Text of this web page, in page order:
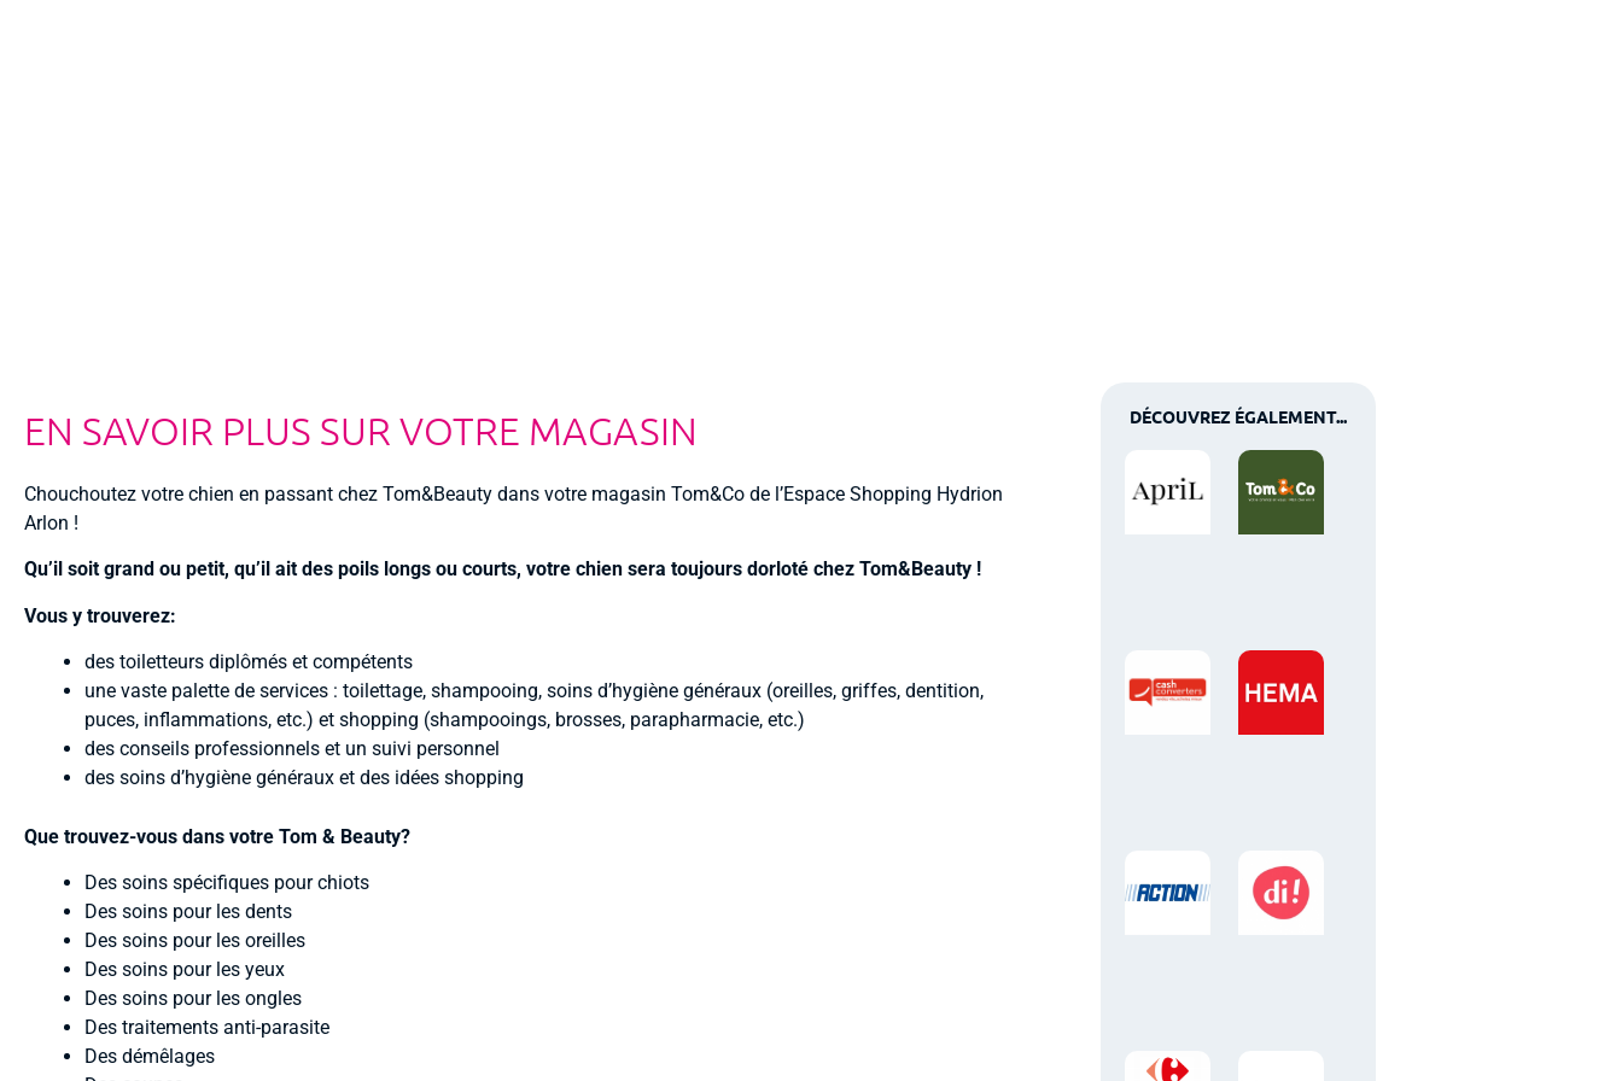
EN SAVOIR PLUS SUR VOTRE MAGASIN
Chouchoutez votre chien en passant chez Tom&Beauty dans votre magasin Tom&Co de l’Espace Shopping Hydrion
Arlon !
Qu’il soit grand ou petit, qu’il ait des poils longs ou courts, votre chien sera toujours dorloté chez Tom&Beauty !
Vous y trouverez:
des toiletteurs diplômés et compétents
une vaste palette de services : toilettage, shampooing, soins d’hygiène généraux (oreilles, griffes, dentition,
puces, inflammations, etc.) et shopping (shampooings, brosses, parapharmacie, etc.)
des conseils professionnels et un suivi personnel
des soins d’hygiène généraux et des idées shopping
Que trouvez-vous dans votre Tom & Beauty?
Des soins spécifiques pour chiots
Des soins pour les dents
Des soins pour les oreilles
Des soins pour les yeux
Des soins pour les ongles
Des traitements anti-parasite
Des démêlages
DÉCOUVREZ ÉGALEMENT...